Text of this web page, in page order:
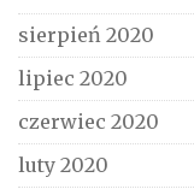
sierpień 2020
lipiec 2020
czerwiec 2020
luty 2020